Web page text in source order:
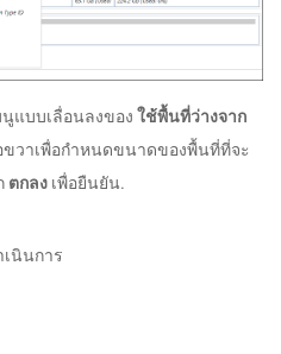
แบบเลื่อนลงของ ใช้พื้นที่ว่างจาก
วาเพื่อกำหนดขนาดของพื้นที่ที่จะ
ตกลง เพื่อยืนยัน.
เนินการ